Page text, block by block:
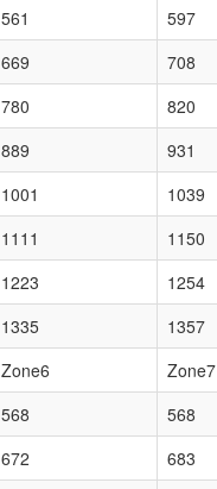
561 597
669 708
780 820
889 931
1001 1039
1111 1150
1223 1254
1335 1357
Zone6 Zone7
568 568
672 683